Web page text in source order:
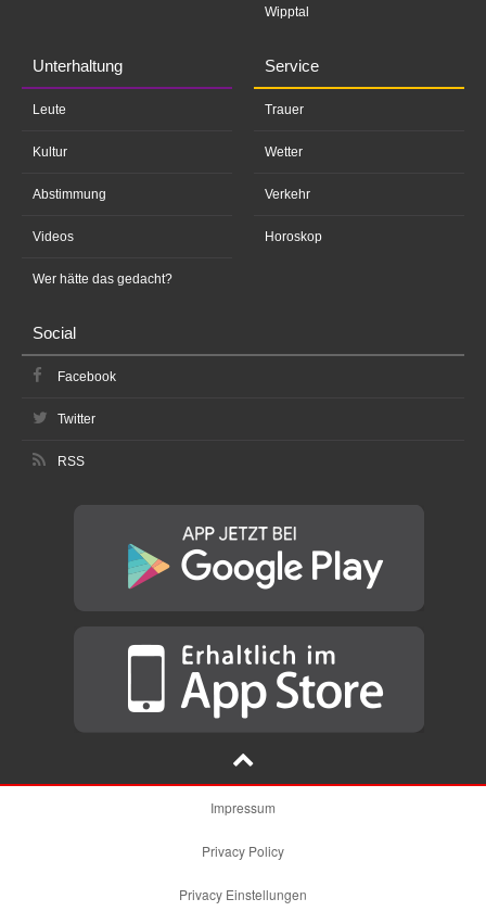
Wipptal
Unterhaltung
Leute
Kultur
Abstimmung
Videos
Wer hätte das gedacht?
Service
Trauer
Wetter
Verkehr
Horoskop
Social
Facebook
Twitter
RSS
Impressum
Privacy Policy
Privacy Einstellungen